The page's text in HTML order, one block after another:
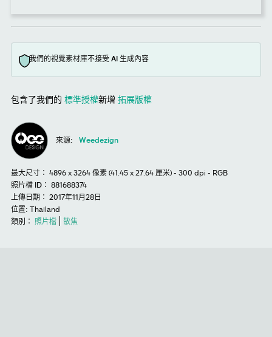
我們的視覺素材庫不接受 AI 生成內容
包含了我們的 標準授權新增 拓展版權
來源: Weedezign
最大尺寸： 4896 x 3264 像素 (41.45 x 27.64 厘米) - 300 dpi - RGB
照片檔 ID： 881688374
上傳日期： 2017年11月28日
位置: Thailand
類別：
照片檔 散焦